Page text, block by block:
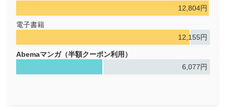
12,804円
電子書籍
12,155円
Abemaマンガ（半額クーポン利用）
6,077円